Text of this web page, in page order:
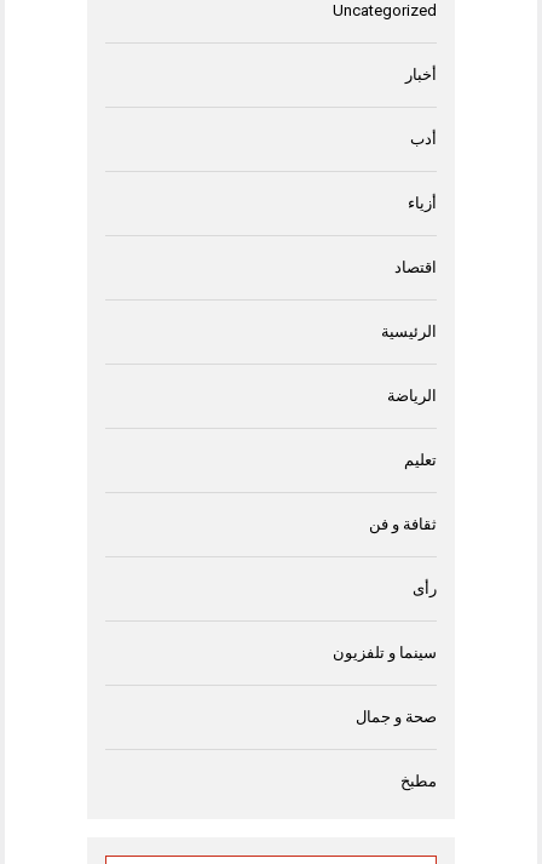
Uncategorized
أخبار
أدب
أزياء
اقتصاد
الرئيسية
الرياضة
تعليم
ثقافة و فن
رأى
سينما و تلفزيون
صحة و جمال
مطبخ